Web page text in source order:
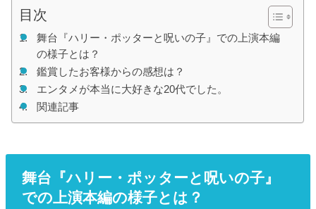
目次
舞台『ハリー・ポッターと呪いの子』での上演本編
の様子とは？
鑑賞したお客様からの感想は？
エンタメが本当に大好きな20代でした。
関連記事
舞台『ハリー・ポッターと呪いの子』
での上演本編の様子とは？